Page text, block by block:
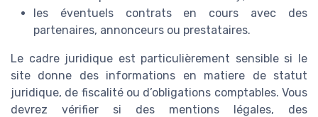
les éventuels contrats en cours avec des
partenaires, annonceurs ou prestataires.
Le cadre juridique est particulièrement sensible si le
site donne des informations en matiere de statut
juridique, de fiscalité ou d’obligations comptables. Vous
devrez vérifier si des mentions légales, des